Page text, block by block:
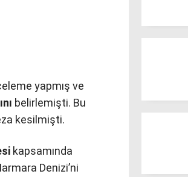
yapmış ve
belirlemişti. Bu
kesilmişti.
kapsamında
Denizi’ni